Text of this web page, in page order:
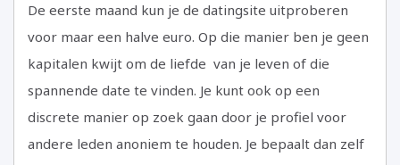
De eerste maand kun je de datingsite uitproberen
voor maar een halve euro. Op die manier ben je geen
kapitalen kwijt om de liefde van je leven of die
spannende date te vinden. Je kunt ook op een
discrete manier op zoek gaan door je profiel voor
andere leden anoniem te houden. Je bepaalt dan zelf